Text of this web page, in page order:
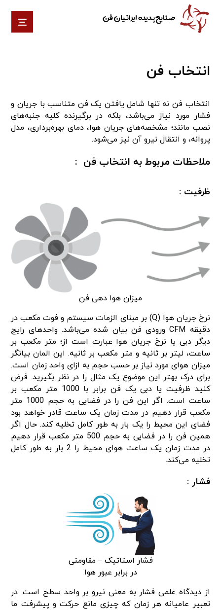
صنایع پدیده ایرانیان فن
انتخاب فن
انتخاب فن نه تنها شامل یافتن یک فن متناسب با جریان و
فشار مورد نیاز می‌باشد، بلکه در برگیرنده کلیه جنبه‌های
نصب مانند؛ مشخصه‌های جریان هوا، دمای بهره‌برداری، مدل
پروانه، و انتقال نیرو آن نیز می‌شود.
ملاحظات مربوط به انتخاب فن :
ظرفیت :
میزان هوا دهی فن
نرخ جریان هوا (Q) بر مبنای الزمات سیستم و فوت مکعب در
دقیقه CFM ورودی فن بیان شده می‌باشد. واحدهای رایج
دیگر دبی یا نرخ جریان هوا عبارت است از؛ متر مکعب بر
ساعت، لیتر بر ثانیه و متر مکعب بر ثانیه. این المان بیانگر
میزان هوای مورد نیاز بر حسب حجم به ازای واحد زمان است.
برای درک بهتر این موضوع یک مثال را در نظر بگیرید. فرض
کنید ظرفیت یا دبی یک فن برابر با 1000 متر مکعب بر
ساعت است. اگر این فن را در فضایی به حجم 1000 متر
مکعب قرار دهیم در مدت زمان یک ساعت قادر خواهد بود
فضای این محیط را یک بار به طور کامل تخلیه کند. حال اگر
همین فن را در فضایی به حجم 500 متر مکعب قرار دهیم
در مدت زمان یک ساعت هوای محیط را 2 بار به طور کامل
تخلیه می‌کند.
فشار :
فشار استاتیک – مقاومتی
در برابر عبور هوا
از دیدگاه علمی فشار به معنی نیرو بر واحد سطح است. در
تعبیر عامیانه هر زمان که چیزی مانع حرکت و پیشرفت ما